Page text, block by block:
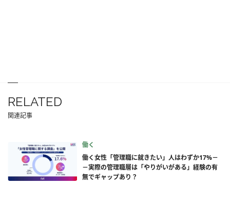
RELATED
関連記事
働く
働く女性「管理職に就きたい」人はわずか17%－
－実際の管理職層は「やりがいがある」経験の有
無でギャップあり？